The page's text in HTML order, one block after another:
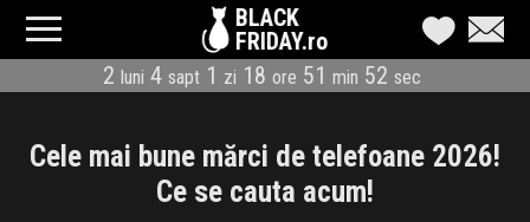
BLACK
FRIDAY.ro
2 luni 4 sapt 1 zi 18 ore 51 min 51 sec
CATEGORII
MAGAZINE
ÎNSCRIE MAGAZIN
Cele mai bune mărci de telefoane 2026!
Ce se cauta acum!